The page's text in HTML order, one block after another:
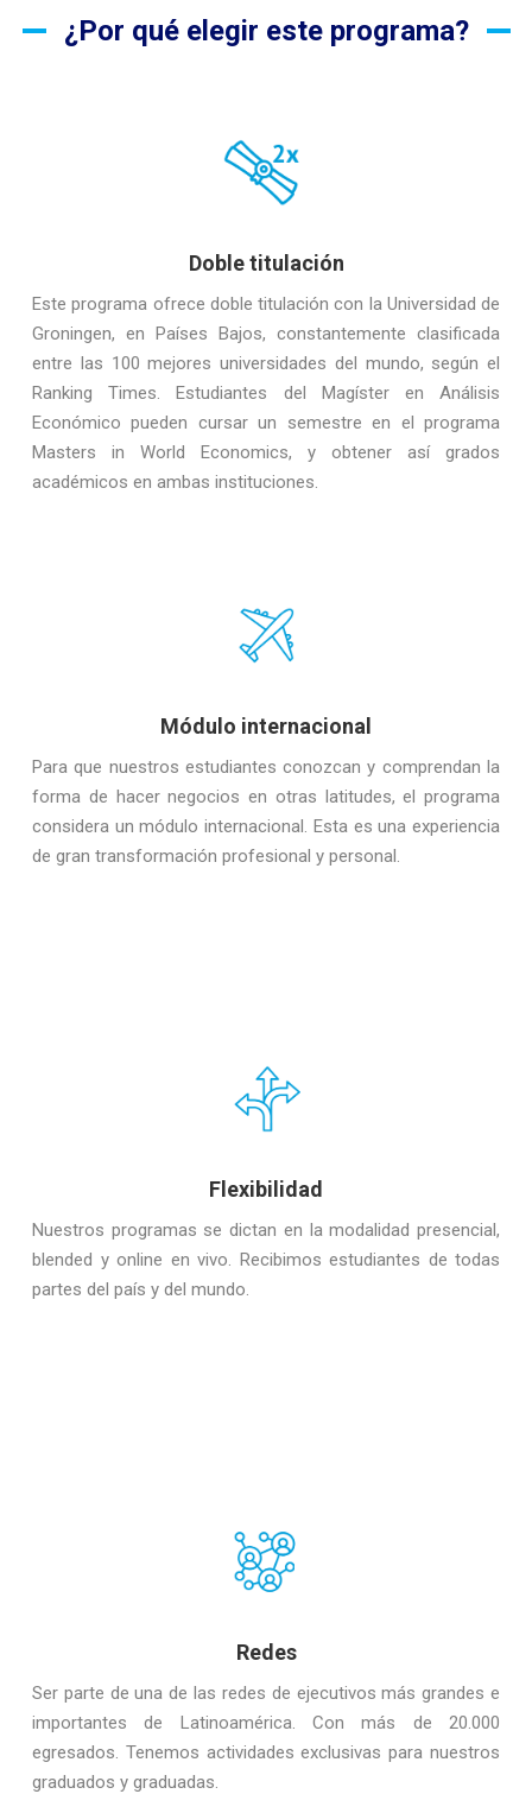
¿Por qué elegir este programa?
Doble titulación
Este programa ofrece doble titulación con la Universidad de
Groningen, en Países Bajos, constantemente clasificada
entre las 100 mejores universidades del mundo, según el
Ranking Times. Estudiantes del Magíster en Análisis
Económico pueden cursar un semestre en el programa
Masters in World Economics, y obtener así grados
académicos en ambas instituciones.
Módulo internacional
Para que nuestros estudiantes conozcan y comprendan la
forma de hacer negocios en otras latitudes, el programa
considera un módulo internacional. Esta es una experiencia
de gran transformación profesional y personal.
Flexibilidad
Nuestros programas se dictan en la modalidad presencial,
blended y online en vivo. Recibimos estudiantes de todas
partes del país y del mundo.
Redes
Ser parte de una de las redes de ejecutivos más grandes e
importantes de Latinoamérica. Con más de 20.000
egresados. Tenemos actividades exclusivas para nuestros
graduados y graduadas.